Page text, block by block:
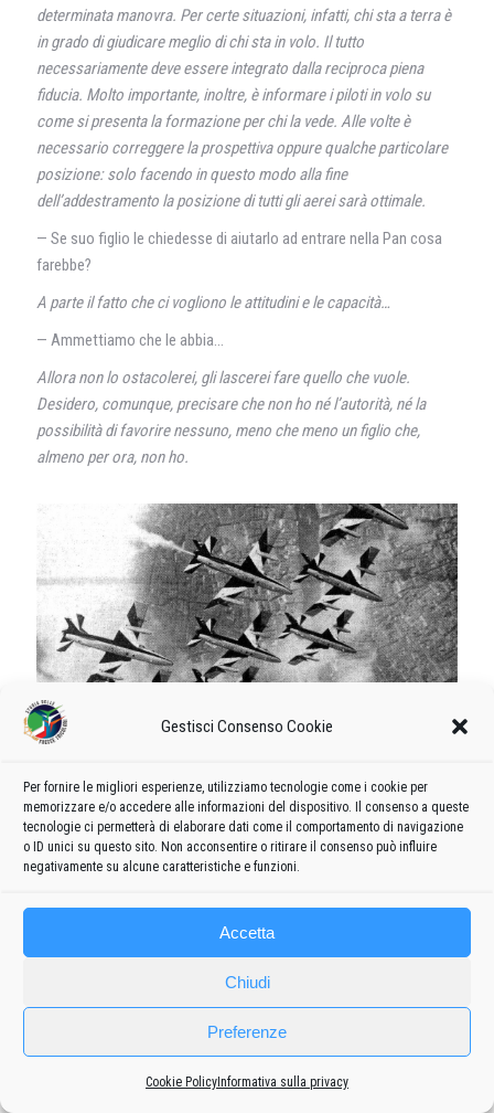
Gestisci Consenso Cookie
Per fornire le migliori esperienze, utilizziamo tecnologie come i cookie per
memorizzare e/o accedere alle informazioni del dispositivo. Il consenso a queste
tecnologie ci permetterà di elaborare dati come il comportamento di navigazione
o ID unici su questo sito. Non acconsentire o ritirare il consenso può influire
negativamente su alcune caratteristiche e funzioni.
Accetta
Chiudi
Preferenze
Cookie Policy Informativa sulla privacy
determinata manovra. Per certe situazioni, infatti, chi sta a terra è
in grado di giudicare meglio di chi sta in volo. Il tutto
necessariamente deve essere integrato dalla reciproca piena
fiducia. Molto importante, inoltre, è informare i piloti in volo su
come si presenta la formazione per chi la vede. Alle volte è
necessario correggere la prospettiva oppure qualche particolare
posizione: solo facendo in questo modo alla fine
dell’addestramento la posizione di tutti gli aerei sarà ottimale.
— Se suo figlio le chiedesse di aiutarlo ad entrare nella Pan cosa
farebbe?
A parte il fatto che ci vogliono le attitudini e le capacità…
— Ammettiamo che le abbia…
Allora non lo ostacolerei, gli lascerei fare quello che vuole.
Desidero, comunque, precisare che non ho né l’autorità, né la
possibilità di favorire nessuno, meno che meno un figlio che,
almeno per ora, non ho.
Alla festa del 313.o
gruppo interverranno
anche il Presidente
Cossiga e il ministro
della Difesa Spadolini
Celebrate a Rivolto le
Frecce tricolori
Il 25° alla presenza di Cossiga